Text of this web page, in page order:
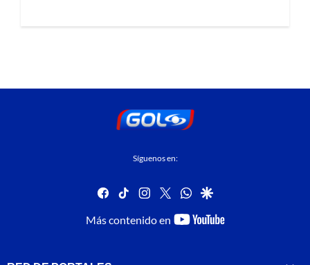
Síguenos en:
facebook
tiktok instagram
twitterwhatsapp
google
Más contenido en
youtube-